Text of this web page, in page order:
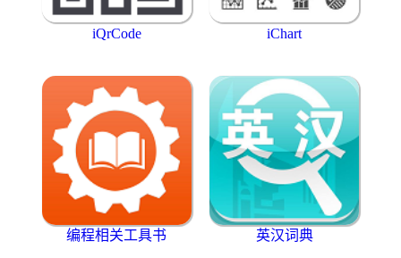
iQrCode iChart
编程相关工具书 英汉词典